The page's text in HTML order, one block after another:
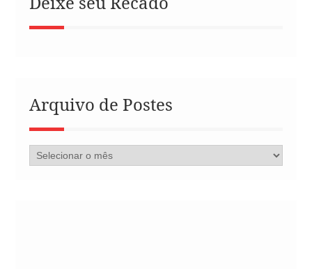
Arquivo de Postes
Arquivo
de